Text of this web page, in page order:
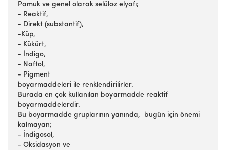
Pamuk ve genel olarak selüloz elyafı;
- Reaktif,
- Direkt (substantif),
-Küp,
- Kükürt,
- İndigo,
- Naftol,
- Pigment
boyarmaddeleri ile renklendirilirler.
Burada en çok kullanılan boyarmadde reaktif
boyarmaddelerdir.
Bu boyarmadde gruplarının yanında, bugün için önemi
kalmayan;
- İndigosol,
- Oksidasyon ve